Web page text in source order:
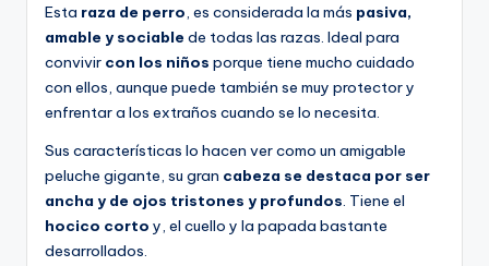
Esta raza de perro, es considerada la más pasiva,
amable y sociable de todas las razas. Ideal para
convivir con los niños porque tiene mucho cuidado
con ellos, aunque puede también se muy protector y
enfrentar a los extraños cuando se lo necesita.
Sus características lo hacen ver como un amigable
peluche gigante, su gran cabeza se destaca por ser
ancha y de ojos tristones y profundos. Tiene el
hocico corto y, el cuello y la papada bastante
desarrollados.